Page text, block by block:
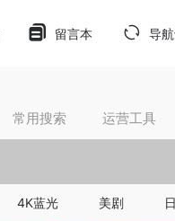
留言本 导
常用搜索 运营工具
4K蓝光 美剧